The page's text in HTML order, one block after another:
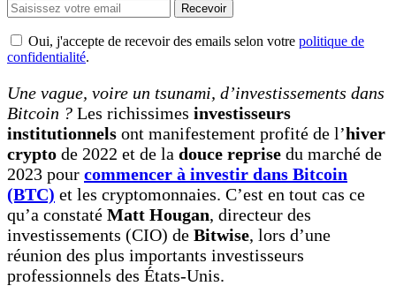
Recevoir
Oui, j'accepte de recevoir des emails selon votre politique de
confidentialité.
Une vague, voire un tsunami, d’investissements dans
Bitcoin ? Les richissimes investisseurs
institutionnels ont manifestement profité de l’hiver
crypto de 2022 et de la douce reprise du marché de
2023 pour commencer à investir dans Bitcoin
(BTC) et les cryptomonnaies. C’est en tout cas ce
qu’a constaté Matt Hougan, directeur des
investissements (CIO) de Bitwise, lors d’une
réunion des plus importants investisseurs
professionnels des États-Unis.